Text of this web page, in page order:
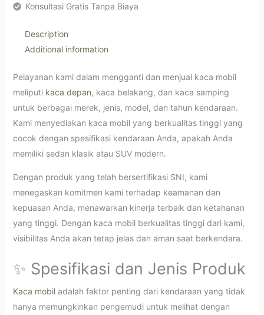
Konsultasi Gratis Tanpa Biaya
Description
Additional information
Pelayanan kami dalam mengganti dan menjual kaca mobil
meliputi kaca depan, kaca belakang, dan kaca samping
untuk berbagai merek, jenis, model, dan tahun kendaraan.
Kami menyediakan kaca mobil yang berkualitas tinggi yang
cocok dengan spesifikasi kendaraan Anda, apakah Anda
memiliki sedan klasik atau SUV modern.
Dengan produk yang telah bersertifikasi SNI, kami
menegaskan komitmen kami terhadap keamanan dan
kepuasan Anda, menawarkan kinerja terbaik dan ketahanan
yang tinggi. Dengan kaca mobil berkualitas tinggi dari kami,
visibilitas Anda akan tetap jelas dan aman saat berkendara.
✨ Spesifikasi dan Jenis Produk
Kaca mobiladalah faktor penting dari kendaraan yang tidak
hanya memungkinkan pengemudi untuk melihat dengan